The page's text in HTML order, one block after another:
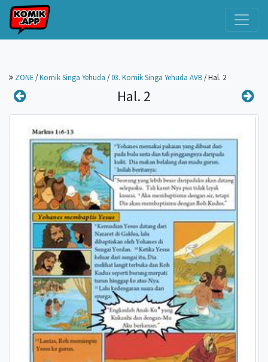
ZONE /Komik Singa Yehuda /03. Komik Singa Yehuda AVB /Hal. 2
Hal. 2